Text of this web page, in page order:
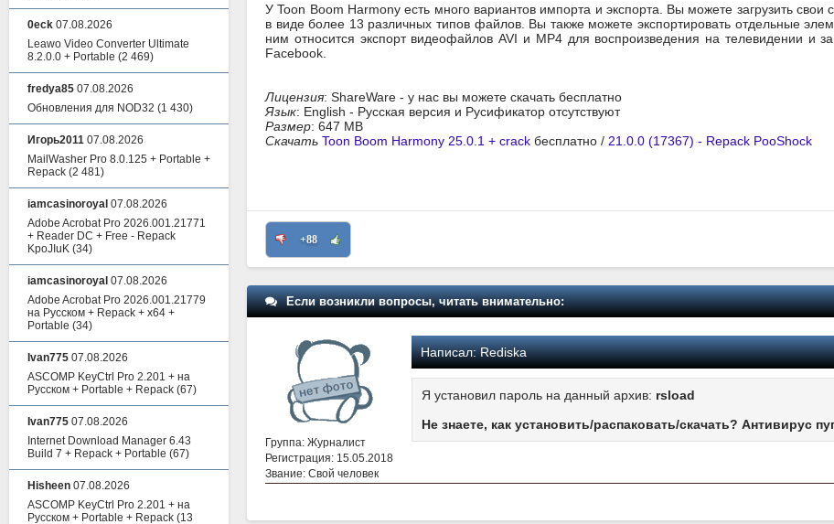
У Toon Boom Harmony есть много вариантов импорта и экспорта. Вы можете загрузить
в виде более 13 различных типов файлов. Вы также можете экспортировать отдельные
ним относится экспорт видеофайлов AVI и MP4 для воспроизведения на телевидении и
Facebook.
Лицензия: ShareWare - у нас вы можете скачать бесплатно
Язык: English - Русская версия и Русификатор отсутствуют
Размер: 647 MB
Скачать Toon Boom Harmony 25.0.1 + crack бесплатно / 21.0.0 (17367) - Repack PooShock
+88
Если возникли вопросы, читать внимательно:
Группа: Журналист
Регистрация: 15.05.2018
Звание: Свой человек
Написал:Rediska
Я установил пароль на данный архив: rsload
Не знаете, как установить/распаковать/скачать? Антивирус
0eck 07.08.2026
Leawo Video Converter Ultimate
8.2.0.0 + Portable (2 469)
fredya85 07.08.2026
Обновления для NOD32 (1 430)
Игорь2011 07.08.2026
MailWasher Pro 8.0.125 + Portable +
Repack (2 481)
iamcasinoroyal 07.08.2026
Adobe Acrobat Pro 2026.001.21771
+ Reader DC + Free - Repack
KpoJIuK (34)
iamcasinoroyal 07.08.2026
Adobe Acrobat Pro 2026.001.21779
на Русском + Repack + x64 +
Portable (34)
Ivan775 07.08.2026
ASCOMP KeyCtrl Pro 2.201 + на
Русском + Portable + Repack (67)
Ivan775 07.08.2026
Internet Download Manager 6.43
Build 7 + Repack + Portable (67)
Hisheen 07.08.2026
ASCOMP KeyCtrl Pro 2.201 + на
Русском + Portable + Repack (13